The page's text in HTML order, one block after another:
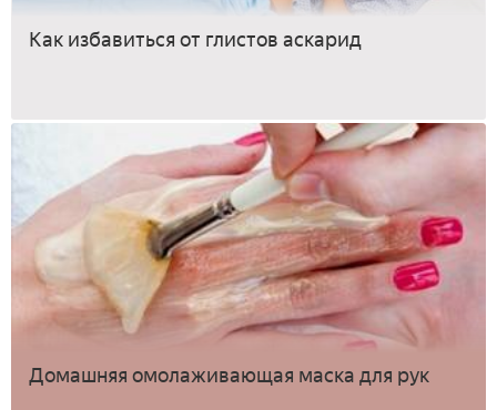
Как избавиться от глистов аскарид
Домашняя омолаживающая маска для рук